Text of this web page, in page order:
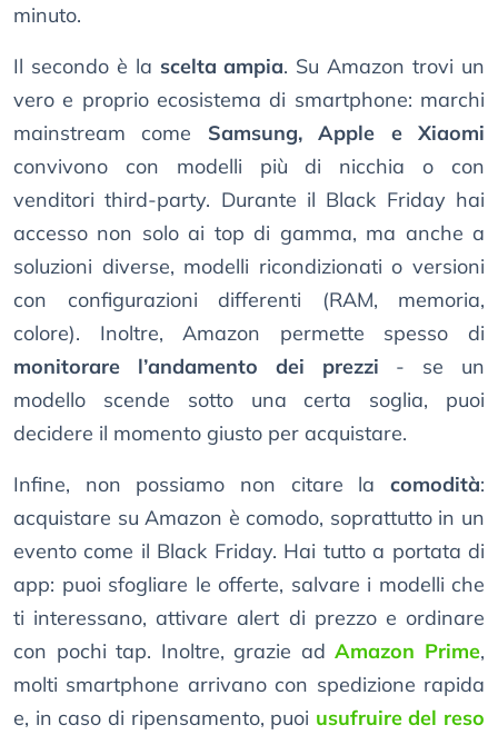
minuto.
Il secondo è la scelta ampia. Su Amazon trovi un
vero e proprio ecosistema di smartphone: marchi
mainstream come Samsung, Apple e Xiaomi
convivono con modelli più di nicchia o con
venditori third-party. Durante il Black Friday hai
accesso non solo ai top di gamma, ma anche a
soluzioni diverse, modelli ricondizionati o versioni
con configurazioni differenti (RAM, memoria,
colore). Inoltre, Amazon permette spesso di
monitorare l’andamento dei prezzi - se un
modello scende sotto una certa soglia, puoi
decidere il momento giusto per acquistare.
Infine, non possiamo non citare la comodità:
acquistare su Amazon è comodo, soprattutto in un
evento come il Black Friday. Hai tutto a portata di
app: puoi sfogliare le offerte, salvare i modelli che
ti interessano, attivare alert di prezzo e ordinare
con pochi tap. Inoltre, grazie adAmazon Prime,
molti smartphone arrivano con spedizione rapida
e, in caso di ripensamento, puoi usufruire del reso